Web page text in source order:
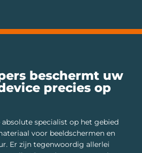
beschermt uw
precies op
absolute specialist op het gebied
voor beeldschermen en
Er zijn tegenwoordig allerlei